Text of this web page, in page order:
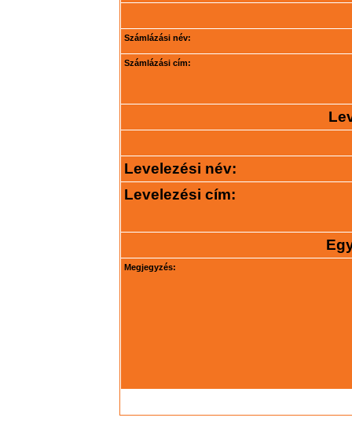
Számlázási név:
Számlázási cím:
Levelezési név:
Levelezési cím:
Megjegyzés: